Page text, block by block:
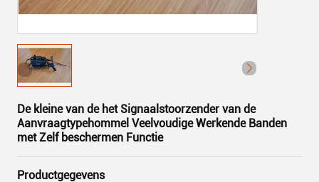
De kleine van de het Signaalstoorzender van de
Aanvraagtypehommel Veelvoudige Werkende Banden
met Zelf beschermen Functie
Productgegevens